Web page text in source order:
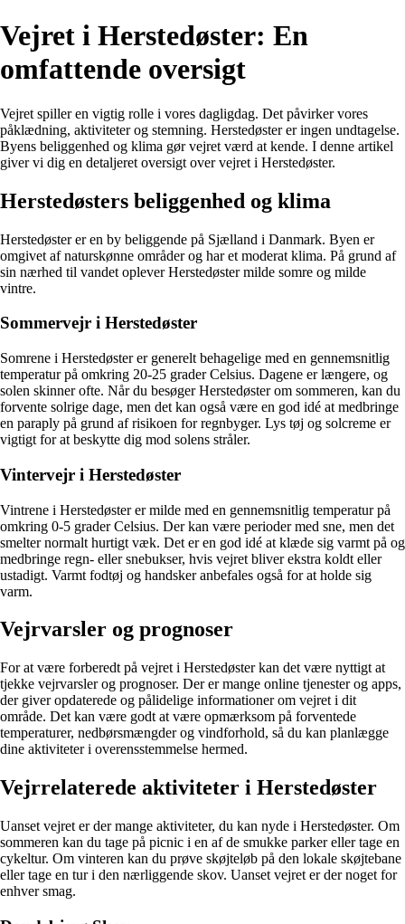
Vejret i Herstedøster: En
omfattende oversigt
Vejret spiller en vigtig rolle i vores dagligdag. Det påvirker vores
påklædning, aktiviteter og stemning. Herstedøster er ingen undtagelse.
Byens beliggenhed og klima gør vejret værd at kende. I denne artikel
giver vi dig en detaljeret oversigt over vejret i Herstedøster.
Herstedøsters beliggenhed og klima
Herstedøster er en by beliggende på Sjælland i Danmark. Byen er
omgivet af naturskønne områder og har et moderat klima. På grund af
sin nærhed til vandet oplever Herstedøster milde somre og milde
vintre.
Sommervejr i Herstedøster
Somrene i Herstedøster er generelt behagelige med en gennemsnitlig
temperatur på omkring 20-25 grader Celsius. Dagene er længere, og
solen skinner ofte. Når du besøger Herstedøster om sommeren, kan du
forvente solrige dage, men det kan også være en god idé at medbringe
en paraply på grund af risikoen for regnbyger. Lys tøj og solcreme er
vigtigt for at beskytte dig mod solens stråler.
Vintervejr i Herstedøster
Vintrene i Herstedøster er milde med en gennemsnitlig temperatur på
omkring 0-5 grader Celsius. Der kan være perioder med sne, men det
smelter normalt hurtigt væk. Det er en god idé at klæde sig varmt på og
medbringe regn- eller snebukser, hvis vejret bliver ekstra koldt eller
ustadigt. Varmt fodtøj og handsker anbefales også for at holde sig
varm.
Vejrvarsler og prognoser
For at være forberedt på vejret i Herstedøster kan det være nyttigt at
tjekke vejrvarsler og prognoser. Der er mange online tjenester og apps,
der giver opdaterede og pålidelige informationer om vejret i dit
område. Det kan være godt at være opmærksom på forventede
temperaturer, nedbørsmængder og vindforhold, så du kan planlægge
dine aktiviteter i overensstemmelse hermed.
Vejrrelaterede aktiviteter i Herstedøster
Uanset vejret er der mange aktiviteter, du kan nyde i Herstedøster. Om
sommeren kan du tage på picnic i en af ​​de smukke parker eller tage en
cykeltur. Om vinteren kan du prøve skøjteløb på den lokale skøjtebane
eller tage en tur i den nærliggende skov. Uanset vejret er der noget for
enhver smag.